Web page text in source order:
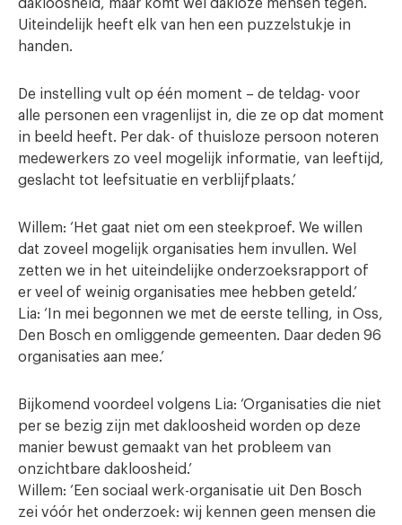
dakloosheid, maar komt wel dakloze mensen tegen.
Uiteindelijk heeft elk van hen een puzzelstukje in
handen.
De instelling vult op één moment – de teldag- voor
alle personen een vragenlijst in, die ze op dat moment
in beeld heeft. Per dak- of thuisloze persoon noteren
medewerkers zo veel mogelijk informatie, van leeftijd,
geslacht tot leefsituatie en verblijfplaats.’
Willem: ‘Het gaat niet om een steekproef. We willen
dat zoveel mogelijk organisaties hem invullen. Wel
zetten we in het uiteindelijke onderzoeksrapport of
er veel of weinig organisaties mee hebben geteld.’
Lia: ‘In mei begonnen we met de eerste telling, in Oss,
Den Bosch en omliggende gemeenten. Daar deden 96
organisaties aan mee.’
Bijkomend voordeel volgens Lia: ‘Organisaties die niet
per se bezig zijn met dakloosheid worden op deze
manier bewust gemaakt van het probleem van
onzichtbare dakloosheid.’
Willem: ‘Een sociaal werk-organisatie uit Den Bosch
zei vóór het onderzoek: wij kennen geen mensen die